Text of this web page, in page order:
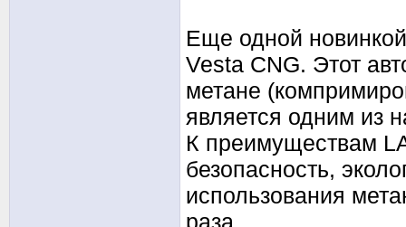
Еще одной
Vesta CNG. Этот
метане
является одним из
К преимуществам
безопасность,
использования
раза.